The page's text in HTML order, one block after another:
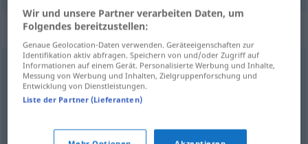
Synonyme für "merklich"
erkennbar,sichtlich ,ersichtlich (geh., veraltet)
Wir und unsere Partner verarbeiten Daten, um
Folgendes bereitzustellen:
Genaue Geolocation-Daten verwenden. Geräteeigenschaften zur
Identifikation aktiv abfragen. Speichern von und/oder Zugriff auf
Informationen auf einem Gerät. Personalisierte Werbung und Inhalte,
Messung von Werbung und Inhalten, Zielgruppenforschung und
Entwicklung von Dienstleistungen.
Liste der Partner (Lieferanten)